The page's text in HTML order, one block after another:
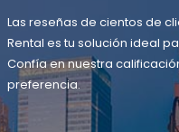
Las reseñas de cientos de
Rental es tu solución ideal
Confía en nuestra
preferencia.